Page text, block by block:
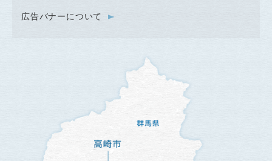
広告バナーについて